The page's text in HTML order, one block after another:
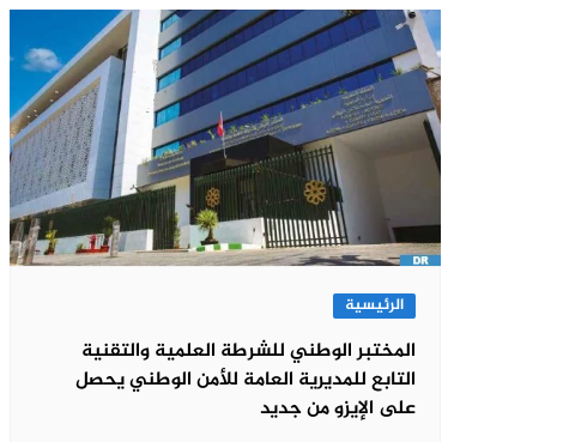
الرئيسية
المختبر الوطني للشرطة العلمية والتقنية
التابع للمديرية العامة للأمن الوطني يحصل
على الإيزو من جديد